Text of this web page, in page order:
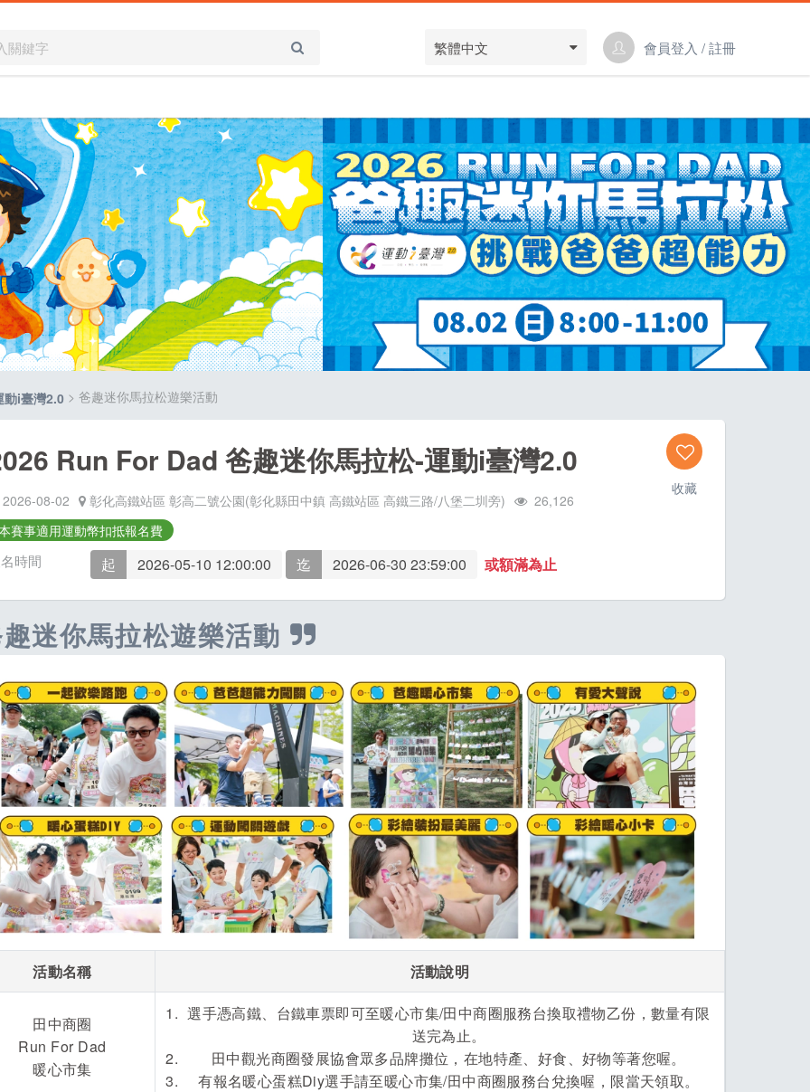
繁體中文 會員登入 / 註冊
i臺灣2.0 > 爸趣迷你馬拉松遊樂活動
收藏
Run For Dad 爸趣迷你馬拉松-運動i臺灣2.0
2026-08-02 彰化高鐵站區 彰高二號公園(彰化縣田中鎮 高鐵站區 高鐵三路/八堡二圳旁)
26,126
賽事適用運動幣扣抵報名費
時間 起 2026-05-10 12:00:00 迄 2026-06-30 23:59:00 或額滿為止
迷你馬拉松遊樂活動
活動名稱 活動說明
田中商圈
Run For Dad
暖心市集
選手憑高鐵、台鐵車票即可至暖心市集/田中商圈服務台換取禮物乙份，數量有限
送完為止。
田中觀光商圈發展協會眾多品牌攤位，在地特產、好食、好物等著您喔。
有報名暖心蛋糕Diy選手請至暖心市集/田中商圈服務台兌換喔，限當天領取。